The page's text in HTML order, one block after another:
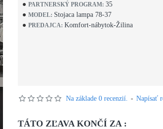
PARTNERSKÝ PROGRAM: 35
MODEL: Stojaca lampa 78-37
PREDAJCA: Komfort-nábytok-Žilina
Na základe 0 recenzií. - Napísať
TÁTO ZĽAVA KONČÍ ZA :